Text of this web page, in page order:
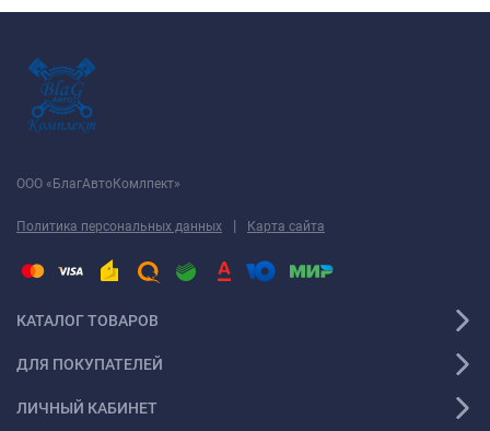
ООО «БлагАвтоКомлпект»
Политика персональных данных | Карта сайта
КАТАЛОГ ТОВАРОВ
ДЛЯ ПОКУПАТЕЛЕЙ
ЛИЧНЫЙ КАБИНЕТ